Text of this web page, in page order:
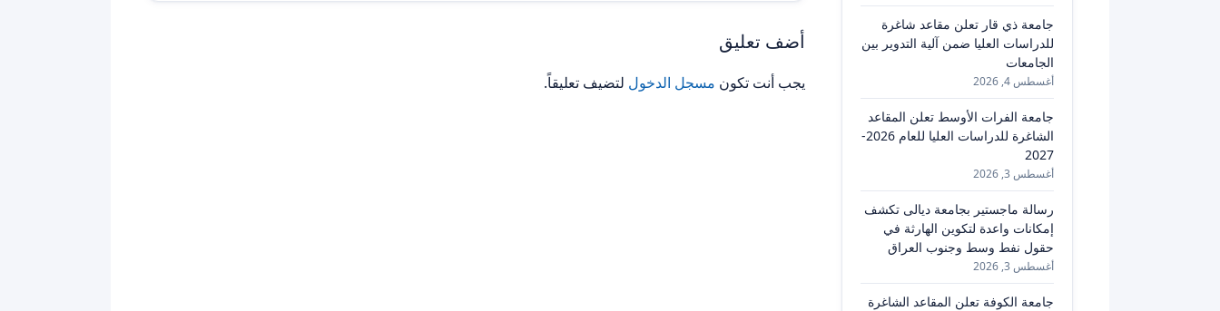
أضف تعليق
يجب أنت تكون مسجل الدخول لتضيف تعليقاً.
جامعة ذي قار تعلن مقاعد شاغرة
للدراسات العليا ضمن آلية التدوير بين
الجامعات
أغسطس 4, 2026
جامعة الفرات الأوسط تعلن المقاعد
الشاغرة للدراسات العليا للعام 2026-
2027
أغسطس 3, 2026
رسالة ماجستير بجامعة ديالى تكشف
إمكانات واعدة لتكوين الهارثة في
حقول نفط وسط وجنوب العراق
أغسطس 3, 2026
جامعة الكوفة تعلن المقاعد الشاغرة